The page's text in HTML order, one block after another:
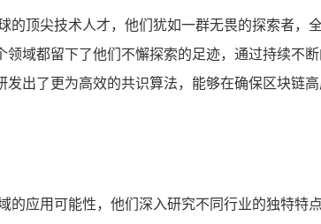
顶尖技术人才，他们犹如一群无畏的探索者，
域都留下了他们不懈探索的足迹，通过持续不
出了更为高效的共识算法，能够在确保区块链
应用可能性，他们深入研究不同行业的独特特